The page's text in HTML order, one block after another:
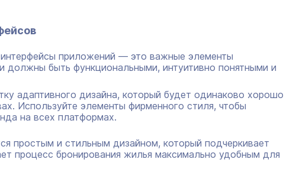
приложений — это важные элементы
должны быть функциональными, интуитивно понятными и
адаптивного дизайна, который будет одинаково хорошо
Используйте элементы фирменного стиля, чтобы
на всех платформах.
простым и стильным дизайном, который подчеркивает
процесс бронирования жилья максимально удобным для